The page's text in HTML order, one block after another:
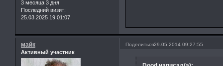
3 месяца 3 дня
Последний визит:
25.03.2025 19:01:07
Поделиться29.05.2014 09:27:55
майк
Активный участник